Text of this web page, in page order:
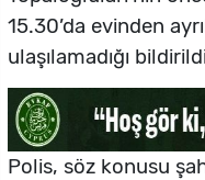
15.30’da evinden
ulaşılamadığı
Polis, söz konusu